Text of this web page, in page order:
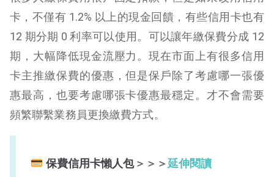
卡，不僅有 1.2% 以上的現金回饋，有些信用卡也有
12 期分期 0 利率可以使用。可以讓年繳保費分成 12
期，大幅降低現金流壓力。現在市面上有很多信用
卡主推繳保費的優惠，但是保戶除了考慮哪一張優
惠最高，也要考慮哪張卡優惠最穩定。才不會需要
頻繁聯繫業務員更換繳費方式。
保費信用卡懶人包＞＞＞延伸閱讀